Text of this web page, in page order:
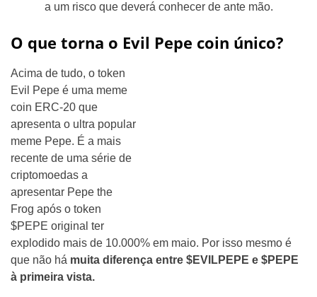
a um risco que deverá conhecer de ante mão.
O que torna o Evil Pepe coin único?
Acima de tudo, o token
Evil Pepe é uma meme
coin ERC-20 que
apresenta o ultra popular
meme Pepe. É a mais
recente de uma série de
criptomoedas a
apresentar Pepe the
Frog após o token
$PEPE original ter
explodido mais de 10.000% em maio. Por isso mesmo é
que não há muita diferença entre $EVILPEPE e $PEPE
à primeira vista.